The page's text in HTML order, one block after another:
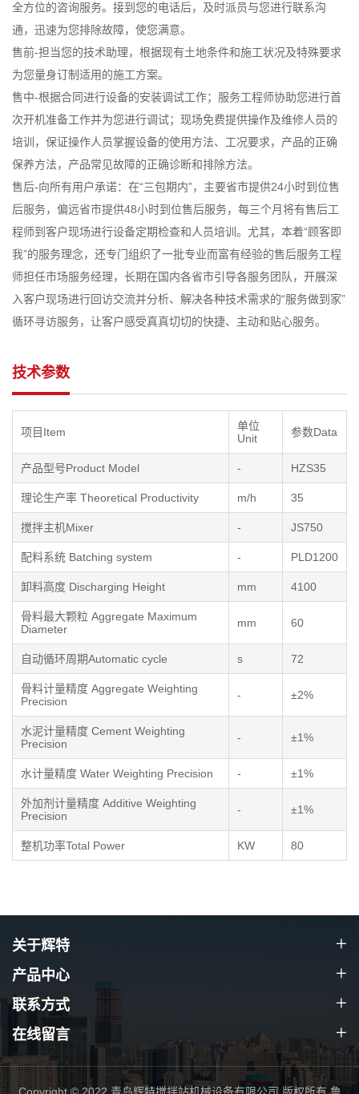
全方位的咨询服务。接到您的电话后，及时派员与您进行联系沟
通，迅速为您排除故障，使您满意。
售前-担当您的技术助理，根据现有土地条件和施工状况及特殊要求
为您量身订制适用的施工方案。
售中-根据合同进行设备的安装调试工作；服务工程师协助您进行首
次开机准备工作并为您进行调试；现场免费提供操作及维修人员的
培训，保证操作人员掌握设备的使用方法、工况要求，产品的正确
保养方法，产品常见故障的正确诊断和排除方法。
售后-向所有用户承诺：在“三包期内”，主要省市提供24小时到位售
后服务，偏远省市提供48小时到位售后服务，每三个月将有售后工
程师到客户现场进行设备定期检查和人员培训。尤其，本着“顾客即
我”的服务理念，还专门组织了一批专业而富有经验的售后服务工程
师担任市场服务经理，长期在国内各省市引导各服务团队，开展深
入客户现场进行回访交流并分析、解决各种技术需求的“服务做到家”
循环寻访服务，让客户感受真真切切的快捷、主动和贴心服务。
技术参数
项目Item
单位
Unit
参数Data
产品型号Product Model - HZS35
理论生产率 Theoretical Productivity m/h 35
搅拌主机Mixer - JS750
配料系统 Batching system - PLD1200
卸料高度 Discharging Height mm 4100
骨料最大颗粒 Aggregate Maximum
Diameter
mm 60
自动循环周期Automatic cycle s 72
骨料计量精度 Aggregate Weighting
Precision
- ±2%
水泥计量精度 Cement Weighting
Precision
- ±1%
水计量精度 Water Weighting Precision - ±1%
外加剂计量精度 Additive Weighting
Precision
- ±1%
整机功率Total Power KW 80
关于辉特
产品中心
联系方式
在线留言